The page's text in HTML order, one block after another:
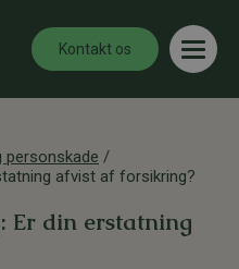
Kontakt os
personskade /
afvist af forsikring?
Er din erstatning